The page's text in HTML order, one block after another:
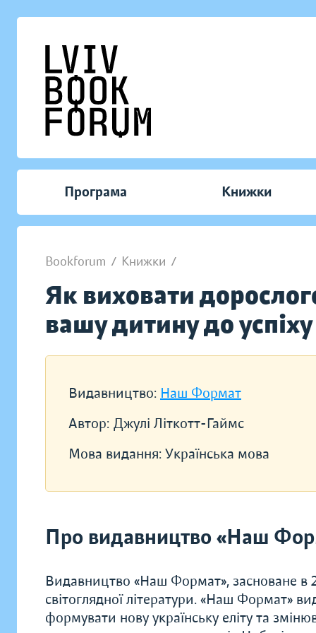
Програма Книжки
Bookforum / Книжки /
Як виховати
вашу дитину до успіху
Видавництво: Наш Формат
Автор: Джулі Літкотт-Гаймс
Мова видання: Українська мова
Про видавництво «Наш
Видавництво «Наш Формат», засноване в
світоглядної літератури. «Наш Формат»
формувати нову українську еліту та